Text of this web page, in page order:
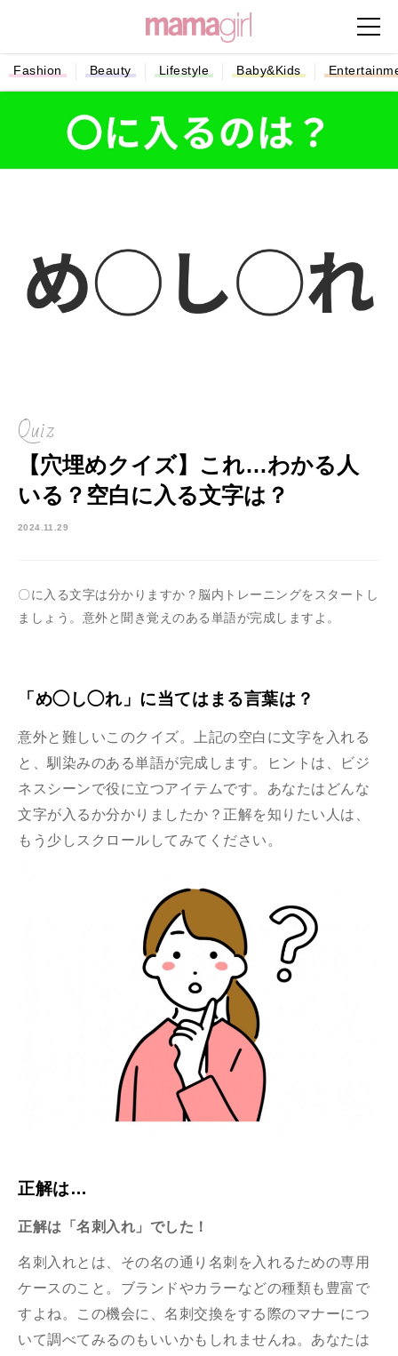
Fashion Beauty Lifestyle Baby&Kids
Quiz
【穴埋めクイズ】これ…わかる人
いる？空白に入る文字は？
2024.11.29
〇に入る文字は分かりますか？脳内トレーニングをスタートし
ましょう。意外と聞き覚えのある単語が完成しますよ。
「め◯し◯れ」に当てはまる言葉は？
意外と難しいこのクイズ。上記の空白に文字を入れる
と、馴染みのある単語が完成します。ヒントは、ビジ
ネスシーンで役に立つアイテムです。あなたはどんな
文字が入るか分かりましたか？正解を知りたい人は、
もう少しスクロールしてみてください。
正解は…
正解は「名刺入れ」でした！
名刺入れとは、その名の通り名刺を入れるための専用
ケースのこと。ブランドやカラーなどの種類も豊富で
すよね。この機会に、名刺交換をする際のマナーにつ
いて調べてみるのもいいかもしれませんね。あなたは